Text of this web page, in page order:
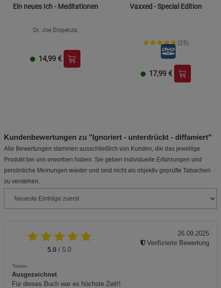
Ein neues Ich - Meditationen
Dr. Joe Dispenza
14,99 €
Vaxxed - Special Edition
(25)
17,99 €
Kundenbewertungen zu "Ignoriert - unterdrückt - diffamiert"
Alle Bewertungen stammen ausschließlich von Kunden, die das jeweilige
Produkt bei uns erworben haben. Sie geben individuelle Erfahrungen und
persönliche Meinungen wieder und sind nicht als objektiv geprüfte Tatsachen
zu verstehen.
5.0 / 5.0
Twister
Ausgezeichnet
Für dieses Buch war es höchste Zeit!!
26.09.2025
Verifizierte Bewertung